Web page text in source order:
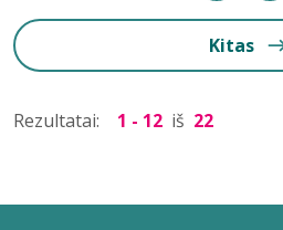
Kitas
Rezultatai: 1 - 12 iš 22